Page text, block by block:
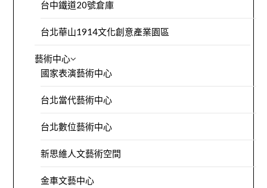
台中鐵道20號倉庫
台北華山1914文化創意產業園區
藝術中心
國家表演藝術中心
台北當代藝術中心
台北數位藝術中心
新思維人文藝術空間
金車文藝中心